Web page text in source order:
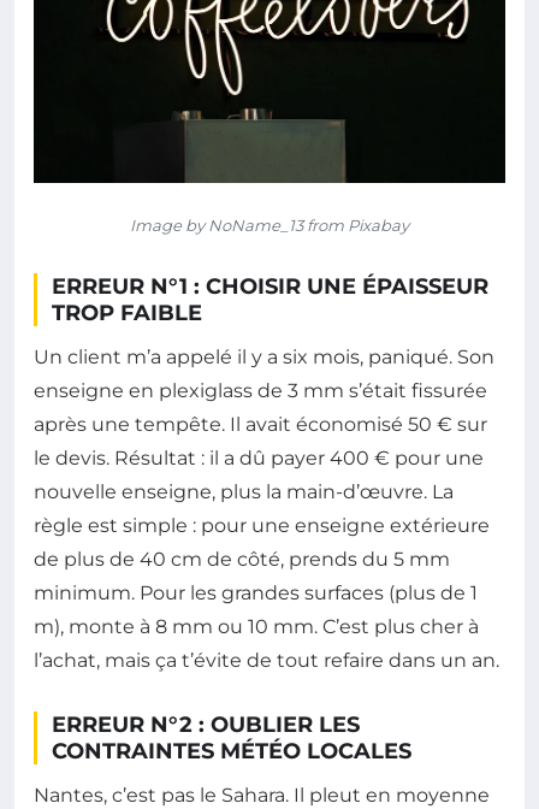
Image by NoName_13 from Pixabay
ERREUR N°1 : CHOISIR UNE ÉPAISSEUR
TROP FAIBLE
Un client m’a appelé il y a six mois, paniqué. Son
enseigne en plexiglass de 3 mm s’était fissurée
après une tempête. Il avait économisé 50 € sur
le devis. Résultat : il a dû payer 400 € pour une
nouvelle enseigne, plus la main-d’œuvre. La
règle est simple : pour une enseigne extérieure
de plus de 40 cm de côté, prends du 5 mm
minimum. Pour les grandes surfaces (plus de 1
m), monte à 8 mm ou 10 mm. C’est plus cher à
l’achat, mais ça t’évite de tout refaire dans un an.
ERREUR N°2 : OUBLIER LES
CONTRAINTES MÉTÉO LOCALES
Nantes, c’est pas le Sahara. Il pleut en moyenne